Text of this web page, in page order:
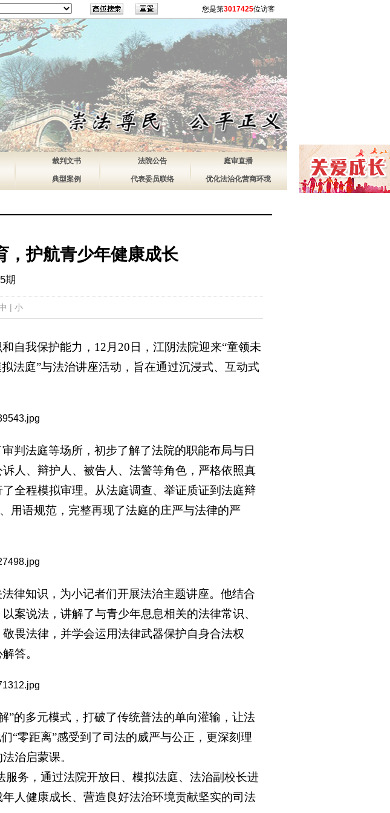
您是第3017425位访客
裁判文书 法院公告 庭审直播
典型案例 代表委员联络 优化法治化营商环境
，护航青少年健康成长
期
中 | 小
自我保护能力， 12月20日，江阴法院迎来“童领未
法庭”与法治讲座活动，旨在通过沉浸式、互动式
判法庭等场所，初步了解了法院的职能布局与日
人、辩护人、被告人、法警等角色，严格依照真
全程模拟审理。从法庭调查、举证质证到法庭辩
用语规范，完整再现了法庭的庄严与法律的严
律知识，为小记者们开展法治主题讲座。他结合
案说法，讲解了与青少年息息相关的法律常识、
畏法律，并学会运用法律武器保护自身合法权
答。
”的多元模式，打破了传统普法的单向灌输，让法
“零距离”感受到了司法的威严与公正，更深刻理
治启蒙课。
务，通过法院开放日、模拟法庭、法治副校长进
人健康成长、营造良好法治环境贡献坚实的司法